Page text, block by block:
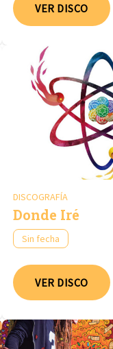
VER DISCO
DISCOGRAFÍA
Donde Iré
Sin fecha
VER DISCO